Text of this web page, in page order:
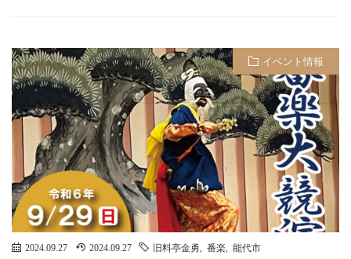
イベント情報
2024.09.27 2024.09.27 旧料亭金勇 番楽 能代市